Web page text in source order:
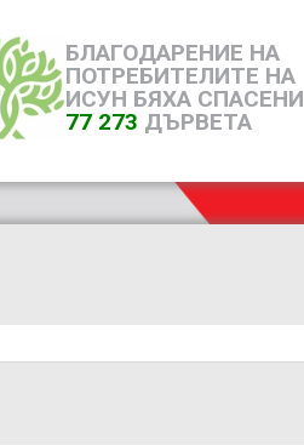
БЛАГОДАРЕНИЕ НА
ПОТРЕБИТЕЛИТЕ НА
ИСУН БЯХА СПАСЕНИ
77 273 ДЪРВЕТА